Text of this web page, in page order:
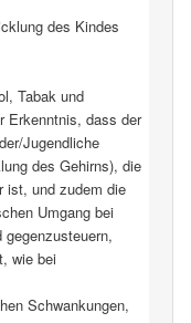
des Kindes
Tabak und
Erkenntnis, dass der
Jugendliche
des Gehirns), die
ist, und zudem die
Umgang bei
wie bei
Schwankungen,